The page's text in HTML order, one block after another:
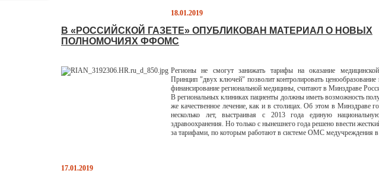
18.01.2019
В «РОССИЙСКОЙ ГАЗЕТЕ» ОПУБЛИКОВАН МАТЕРИАЛ О НОВЫХ
ПОЛНОМОЧИЯХ ФФОМС
Регионы не смогут занижать тарифы на оказание
Принцип "двух ключей" позволит контролировать
финансирование региональной медицины, считают в Минздраве
В региональных клиниках пациенты должны иметь возможность
же качественное лечение, как и в столицах. Об этом в Минздраве
несколько лет, выстраивая с 2013 года единую
здравоохранения. Но только с нынешнего года решено ввести
за тарифами, по которым работают в системе ОМС медучреждения в
17.01.2019